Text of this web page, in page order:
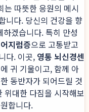
는 따뜻한 응원의 메시
니다. 당신의 건강을 향
하겠습니다. 특히 만성
지럼증으로 고통받고
다. 이곳, 영통 뇌신경센
귀 기울이고, 함께 아
동반자가 되어드릴 것
위대한 다짐을 시작해보
합니다.